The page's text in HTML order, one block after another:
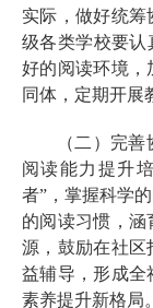
实际，做好统筹
级各类学校要认
好的阅读环境，
同体，定期开展
（二）完
阅读能力提升
者”，掌握科学
的阅读习惯，涵
源，鼓励在社区
益辅导，形成全
素养提升新格局。